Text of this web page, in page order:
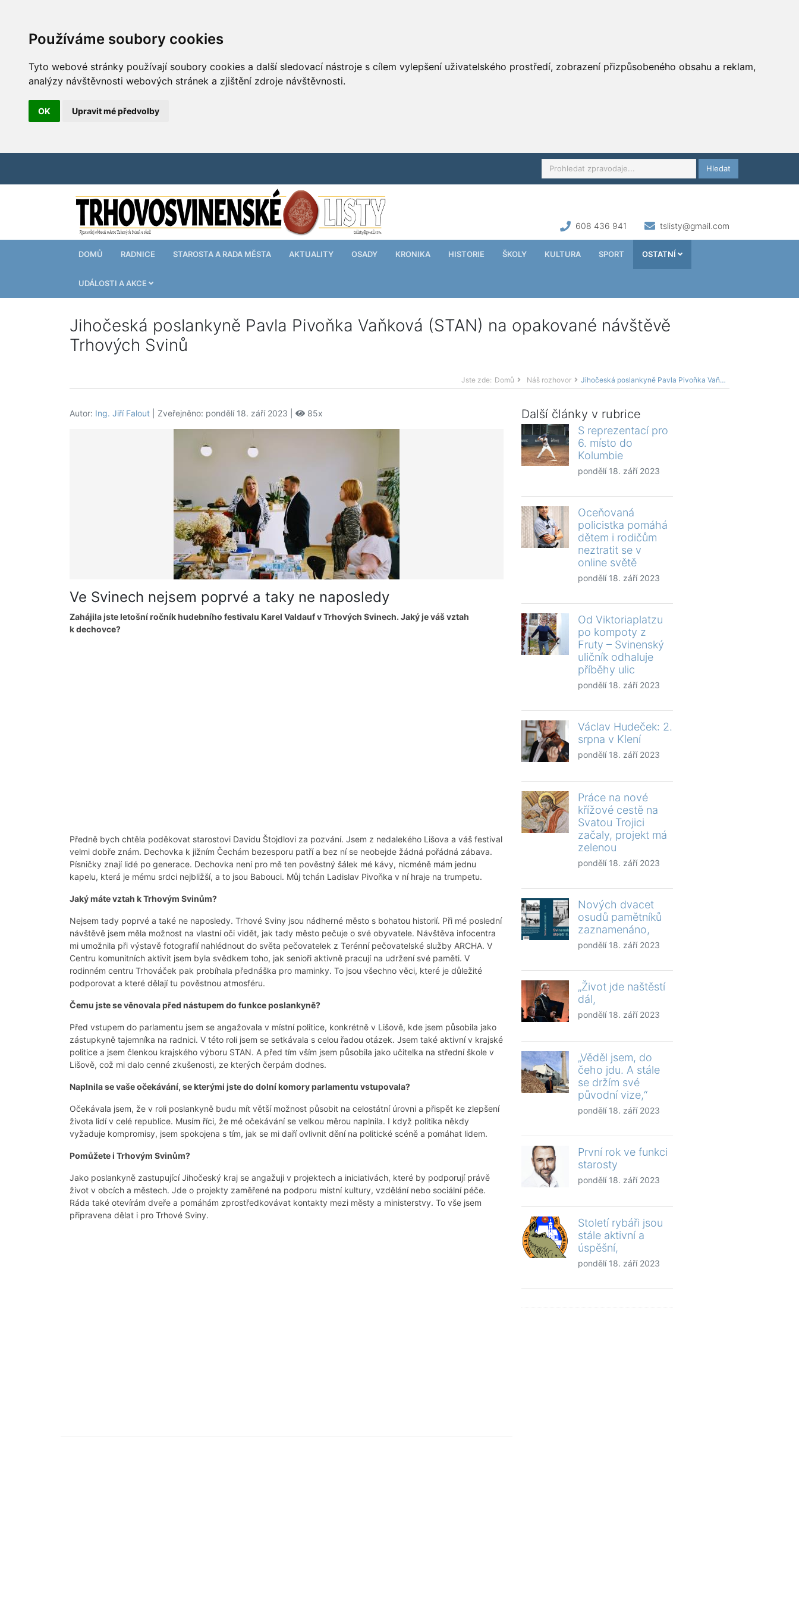
Používáme soubory cookies
Tyto webové stránky používají soubory cookies a další sledovací nástroje s cílem vylepšení uživatelského prostředí, zobrazení přizpůsobeného obsahu a reklam,
analýzy návštěvnosti webových stránek a zjištění zdroje návštěvnosti.
OK Upravit mé předvolby
Hledat
608 436 941 tslisty@gmail.com
DOMŮ RADNICE STAROSTA A RADA MĚSTA AKTUALITY OSADY KRONIKA HISTORIE ŠKOLY KULTURA SPORT OSTATNÍ
UDÁLOSTI A AKCE
Jihočeská poslankyně Pavla Pivoňka Vaňková (STAN) na opakované návštěvě
Trhových Svinů
Jste zde: Domů Náš rozhovor Jihočeská poslankyně Pavla Pivoňka Vaňková (STAN) na opakované návštěvě Trhových Svinů
Autor: Ing. Jiří Falout | Zveřejněno: pondělí 18. září 2023 | 85x
Ve Svinech nejsem poprvé a taky ne naposledy
Zahájila jste letošní ročník hudebního festivalu Karel Valdauf v Trhových Svinech. Jaký je váš vztah
k dechovce?
Předně bych chtěla poděkovat starostovi Davidu Štojdlovi za pozvání. Jsem z nedalekého Lišova a váš festival
velmi dobře znám. Dechovka k jižním Čechám bezesporu patří a bez ní se neobejde žádná pořádná zábava.
Písničky znají lidé po generace. Dechovka není pro mě ten pověstný šálek mé kávy, nicméně mám jednu
kapelu, která je mému srdci nejbližší, a to jsou Babouci. Můj tchán Ladislav Pivoňka v ní hraje na trumpetu.
Jaký máte vztah k Trhovým Svinům?
Nejsem tady poprvé a také ne naposledy. Trhové Sviny jsou nádherné město s bohatou historií. Při mé poslední
návštěvě jsem měla možnost na vlastní oči vidět, jak tady město pečuje o své obyvatele. Návštěva infocentra
mi umožnila při výstavě fotografií nahlédnout do světa pečovatelek z Terénní pečovatelské služby ARCHA. V
Centru komunitních aktivit jsem byla svědkem toho, jak senioři aktivně pracují na udržení své paměti. V
rodinném centru Trhováček pak probíhala přednáška pro maminky. To jsou všechno věci, které je důležité
podporovat a které dělají tu pověstnou atmosféru.
Čemu jste se věnovala před nástupem do funkce poslankyně?
Před vstupem do parlamentu jsem se angažovala v místní politice, konkrétně v Lišově, kde jsem působila jako
zástupkyně tajemníka na radnici. V této roli jsem se setkávala s celou řadou otázek. Jsem také aktivní v krajské
politice a jsem členkou krajského výboru STAN. A před tím vším jsem působila jako učitelka na střední škole v
Lišově, což mi dalo cenné zkušenosti, ze kterých čerpám dodnes.
Naplnila se vaše očekávání, se kterými jste do dolní komory parlamentu vstupovala?
Očekávala jsem, že v roli poslankyně budu mít větší možnost působit na celostátní úrovni a přispět ke zlepšení
života lidí v celé republice. Musím říci, že mé očekávání se velkou měrou naplnila. I když politika někdy
vyžaduje kompromisy, jsem spokojena s tím, jak se mi daří ovlivnit dění na politické scéně a pomáhat lidem.
Pomůžete i Trhovým Svinům?
Jako poslankyně zastupující Jihočeský kraj se angažuji v projektech a iniciativách, které by podporují právě
život v obcích a městech. Jde o projekty zaměřené na podporu místní kultury, vzdělání nebo sociální péče.
Ráda také otevírám dveře a pomáhám zprostředkovávat kontakty mezi městy a ministerstvy. To vše jsem
připravena dělat i pro Trhové Sviny.
Další články v rubrice
S reprezentací pro
6. místo do
Kolumbie
pondělí 18. září 2023
Oceňovaná
policistka pomáhá
dětem i rodičům
neztratit se v
online světě
pondělí 18. září 2023
Od Viktoriaplatzu
po kompoty z
Fruty – Svinenský
uličník odhaluje
příběhy ulic
pondělí 18. září 2023
Václav Hudeček: 2.
srpna v Klení
pondělí 18. září 2023
Práce na nové
křížové cestě na
Svatou Trojici
začaly, projekt má
zelenou
pondělí 18. září 2023
Nových dvacet
osudů pamětníků
zaznamenáno,
pondělí 18. září 2023
„Život jde naštěstí
dál,
pondělí 18. září 2023
„Věděl jsem, do
čeho jdu. A stále
se držím své
původní vize,“
pondělí 18. září 2023
První rok ve funkci
starosty
pondělí 18. září 2023
Století rybáři jsou
stále aktivní a
úspěšní,
pondělí 18. září 2023